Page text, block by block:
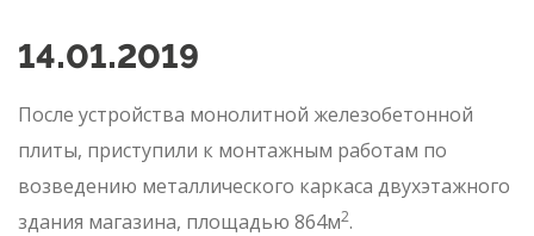
14.01.2019
После устройства монолитной железобетонной
плиты, приступили к монтажным работам по
возведению металлического каркаса двухэтажного
здания магазина, площадью 864м2.